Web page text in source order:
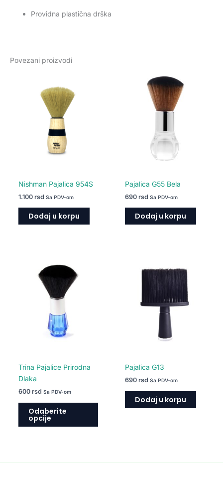
Providna plastična drška
Povezani proizvodi
Nishman Pajalica 954S
1.100 rsd Sa PDV-om
Dodaj u korpu
Pajalica G55 Bela
690 rsd Sa PDV-om
Dodaj u korpu
Trina Pajalice Prirodna
Dlaka
600 rsd Sa PDV-om
Odaberite
opcije
Pajalica G13
690 rsd Sa PDV-om
Dodaj u korpu